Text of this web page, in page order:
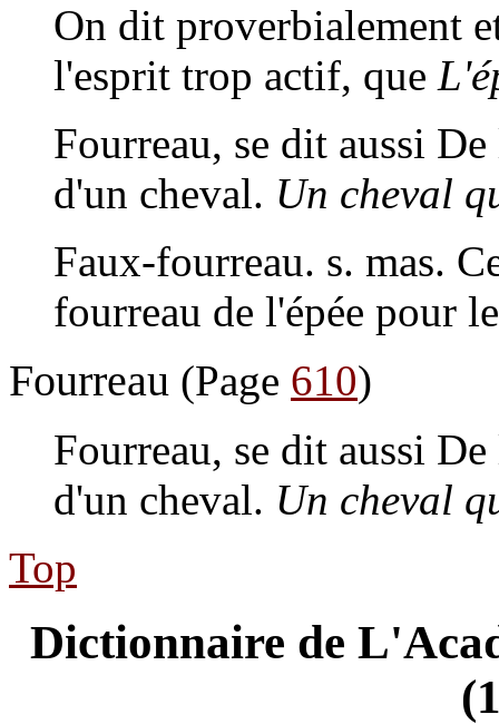
On dit proverbialement
l'esprit trop actif, que
Fourreau, se dit aussi
d'un cheval. Un cheval
Faux-fourreau. s. mas.
fourreau de l'épée pour
Fourreau (Page 610)
Fourreau, se dit aussi
d'un cheval. Un cheval
Top
Dictionnaire de